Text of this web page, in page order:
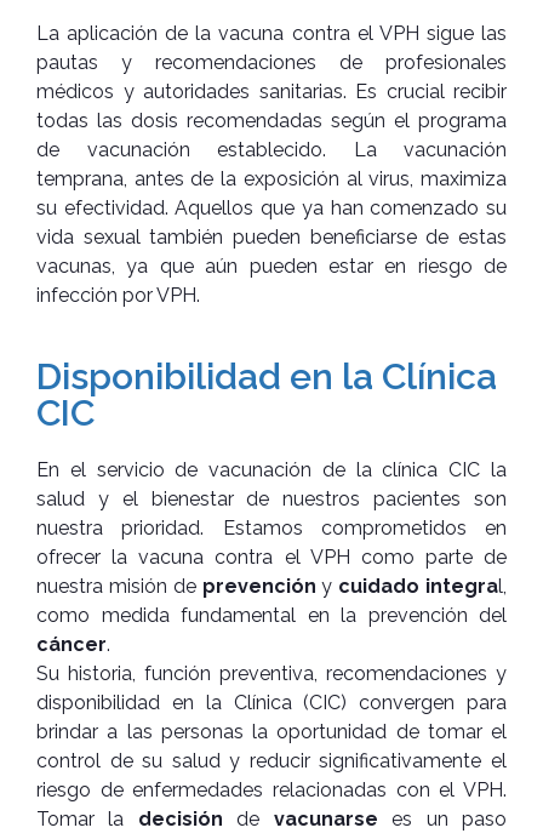
La aplicación de la vacuna contra el VPH sigue las
pautas y recomendaciones de profesionales
médicos y autoridades sanitarias. Es crucial recibir
todas las dosis recomendadas según el programa
de vacunación establecido. La vacunación
temprana, antes de la exposición al virus, maximiza
su efectividad. Aquellos que ya han comenzado su
vida sexual también pueden beneficiarse de estas
vacunas, ya que aún pueden estar en riesgo de
infección por VPH.
Disponibilidad en la Clínica
CIC
En el servicio de vacunación de la clínica CIC la
salud y el bienestar de nuestros pacientes son
nuestra prioridad. Estamos comprometidos en
ofrecer la vacuna contra el VPH como parte de
nuestra misión de prevención y cuidado integral,
como medida fundamental en la prevención del
cáncer.
Su historia, función preventiva, recomendaciones y
disponibilidad en la Clínica (CIC) convergen para
brindar a las personas la oportunidad de tomar el
control de su salud y reducir significativamente el
riesgo de enfermedades relacionadas con el VPH.
Tomar la decisiónde vacunarse es un paso